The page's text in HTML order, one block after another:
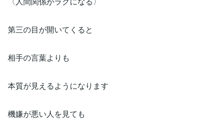
第三の目が開いてくると
相手の言葉よりも
本質が見えるようになります
機嫌が悪い人を見ても